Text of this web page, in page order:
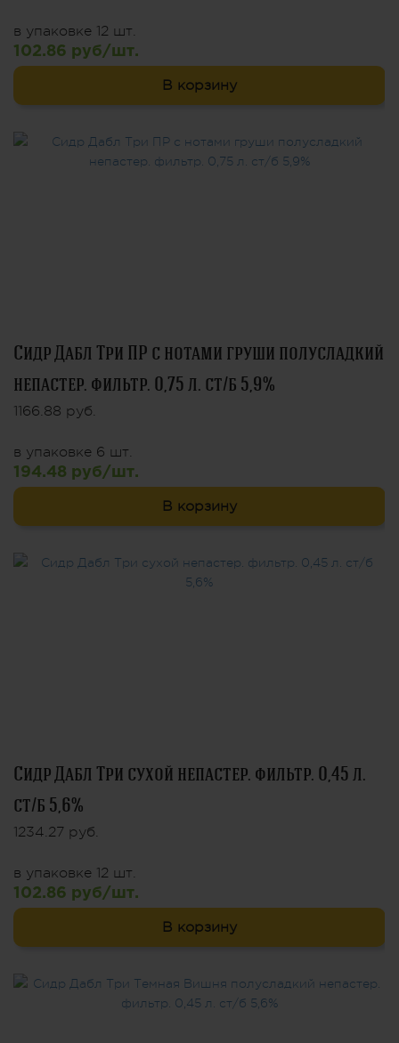
в упаковке 12 шт.
102.86 руб/шт.
В корзину
Сидр Дабл Три ПР с нотами груши полусладкий
непастер. фильтр. 0,75 л. ст/б 5,9%
1166.88 руб.
в упаковке 6 шт.
194.48 руб/шт.
В корзину
Сидр Дабл Три сухой непастер. фильтр. 0,45 л.
ст/б 5,6%
1234.27 руб.
в упаковке 12 шт.
102.86 руб/шт.
В корзину